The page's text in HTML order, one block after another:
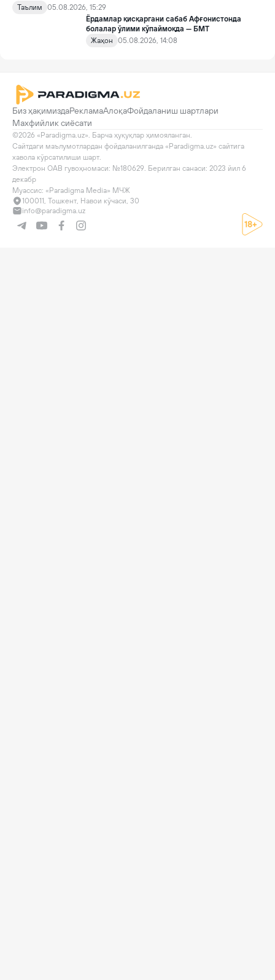
таълим ва ижтимоий хизматлар билан қамраб олиш тизимини
такомиллаштириш бўйича қўшимча чора-тадбирлар
тўғрисида»ги қарори билан инклюзив таълим соҳасида қатор
янги механизмлар жорий этилади.
Таълим
05.08.2026, 15:29
Ёрдамлар қисқаргани сабаб Афғонистонда
болалар ўлими кўпаймоқда — БМТ
Жаҳон
05.08.2026, 14:08
Биз ҳақимиздаРекламаАлоқаФойдаланиш шартлари
Махфийлик сиёсати
©2026 «Paradigma.uz». Барча ҳуқуқлар ҳимояланган.
Сайтдаги маълумотлардан фойдаланилганда «Paradigma.uz» сайтига
хавола кўрсатилиши шарт.
Электрон ОАВ гувоҳномаси: №180629. Берилган санаси: 2023 йил 6
декабр
Муассис: «Paradigma Media» МЧЖ
100011, Тошкент, Навои кўчаси, 30
info@paradigma.uz